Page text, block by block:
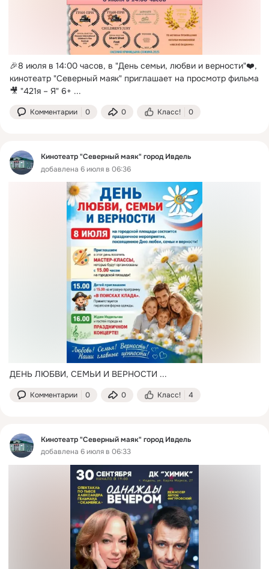
🎉8 июля в 14:00 часов, в "День семьи, любви и верности"❤️,
кинотеатр "Северный маяк" приглашает на просмотр фильма
🎥 "421я – Я" 6+ ...
Комментарии 0 0 Класс! 0
Кинотеатр "Северный маяк" город Ивдель
добавлена 6 июля в 06:36
ДЕНЬ ЛЮБВИ, СЕМЬИ И ВЕРНОСТИ ...
Комментарии 0 0 Класс! 4
Кинотеатр "Северный маяк" город Ивдель
добавлена 6 июля в 06:33